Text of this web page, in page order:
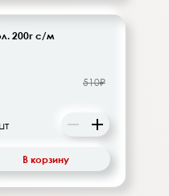
200г с/м
510₽
В корзину